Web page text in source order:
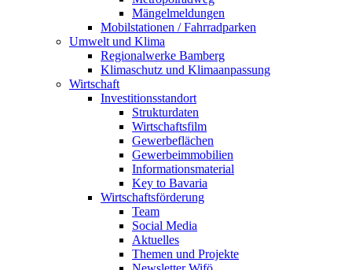
Mängelmeldungen
Mobilstationen / Fahrradparken
Umwelt und Klima
Regionalwerke Bamberg
Klimaschutz und Klimaanpassung
Wirtschaft
Investitionsstandort
Strukturdaten
Wirtschaftsfilm
Gewerbeflächen
Gewerbeimmobilien
Informationsmaterial
Key to Bavaria
Wirtschaftsförderung
Team
Social Media
Aktuelles
Themen und Projekte